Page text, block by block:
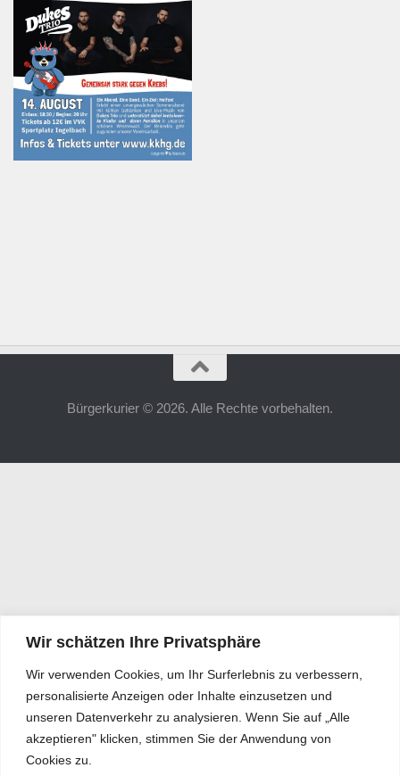
Wir schätzen Ihre Privatsphäre
Wir verwenden Cookies, um Ihr Surferlebnis zu verbessern,
personalisierte Anzeigen oder Inhalte einzusetzen und
unseren Datenverkehr zu analysieren. Wenn Sie auf „Alle
akzeptieren" klicken, stimmen Sie der Anwendung von
Cookies zu.
Bürgerkurier © 2026. Alle Rechte vorbehalten.